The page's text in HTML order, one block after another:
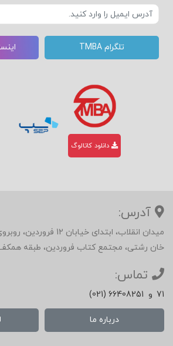
تلگرام TMBA
دانلود کاتالوگ
آدرس:
میدان انقلاب، ابتدای
خان رشتی، مجتمع کتاب فروردین، طبقه همکف،
تماس:
(021) 66408251 و 71
درباره ما